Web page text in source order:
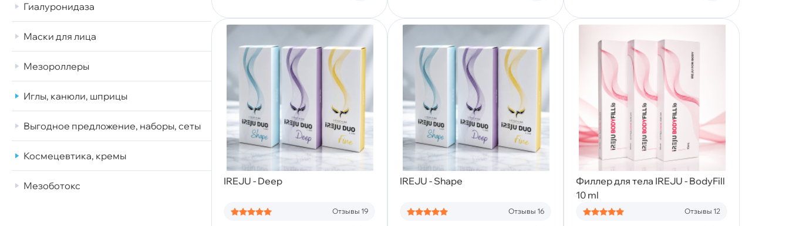
Гиалуронидаза
Маски для лица
Мезороллеры
Иглы, канюли, шприцы
Выгодное предложение, наборы, сеты
Космецевтика, кремы
Мезоботокс IREJU - Deep
Отзывы 19
IREJU - Shape
Отзывы 16
Филлер для тела IREJU - BodyFill
10 ml
Отзывы 12